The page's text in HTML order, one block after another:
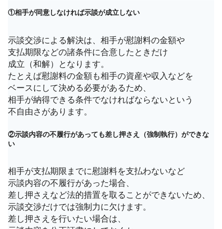
①相手が同意しなければ示談が成立しない
示談交渉による解決は、相手が慰謝料の金額や
支払期限などの諸条件に合意したときだけ
成立（和解）となります。
たとえば慰謝料の金額も相手の資産や収入などを
ベースにして決める必要があるため、
相手が納得できる条件でなければならないという
不自由さがあります。
②示談内容の不履行があっても差し押さえ（強制執行）ができな
い
相手が支払期限までに慰謝料を支払わないなど
示談内容の不履行があった場合、
差し押さえなど法的措置を取ることができないため、
示談交渉だけでは強制力に欠けます。
差し押さえを行いたい場合は、